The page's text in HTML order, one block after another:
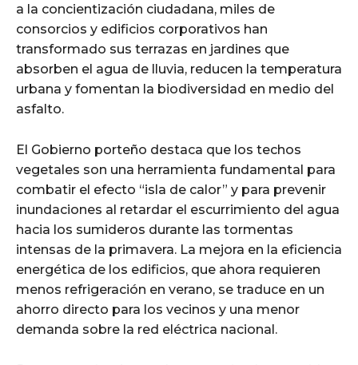
a la concientización ciudadana, miles de
consorcios y edificios corporativos han
transformado sus terrazas en jardines que
absorben el agua de lluvia, reducen la temperatura
urbana y fomentan la biodiversidad en medio del
asfalto.
El Gobierno porteño destaca que los techos
vegetales son una herramienta fundamental para
combatir el efecto “isla de calor” y para prevenir
inundaciones al retardar el escurrimiento del agua
hacia los sumideros durante las tormentas
intensas de la primavera. La mejora en la eficiencia
energética de los edificios, que ahora requieren
menos refrigeración en verano, se traduce en un
ahorro directo para los vecinos y una menor
demanda sobre la red eléctrica nacional.